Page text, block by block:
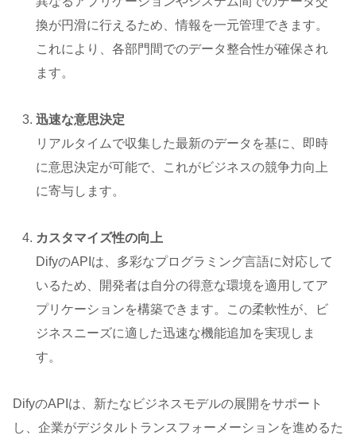
換が円滑に行えるため、情報を一元管理できます。
これにより、各部門間でのデータ整合性が確保され
ます。
迅速な意思決定
リアルタイムで収集した最新のデータを基に、即時
に意思決定が可能で、これがビジネスの競争力向上
に寄与します。
カスタマイズ性の向上
DifyのAPIは、多彩なプログラミング言語に対応して
いるため、開発者は自分の得意な環境を適用してア
プリケーションを構築できます。この柔軟性が、ビ
ジネスニーズに適した迅速な機能追加を実現しま
す。
DifyのAPIは、新たなビジネスモデルの展開をサポート
し、企業がデジタルトランスフォーメーションを進めるた